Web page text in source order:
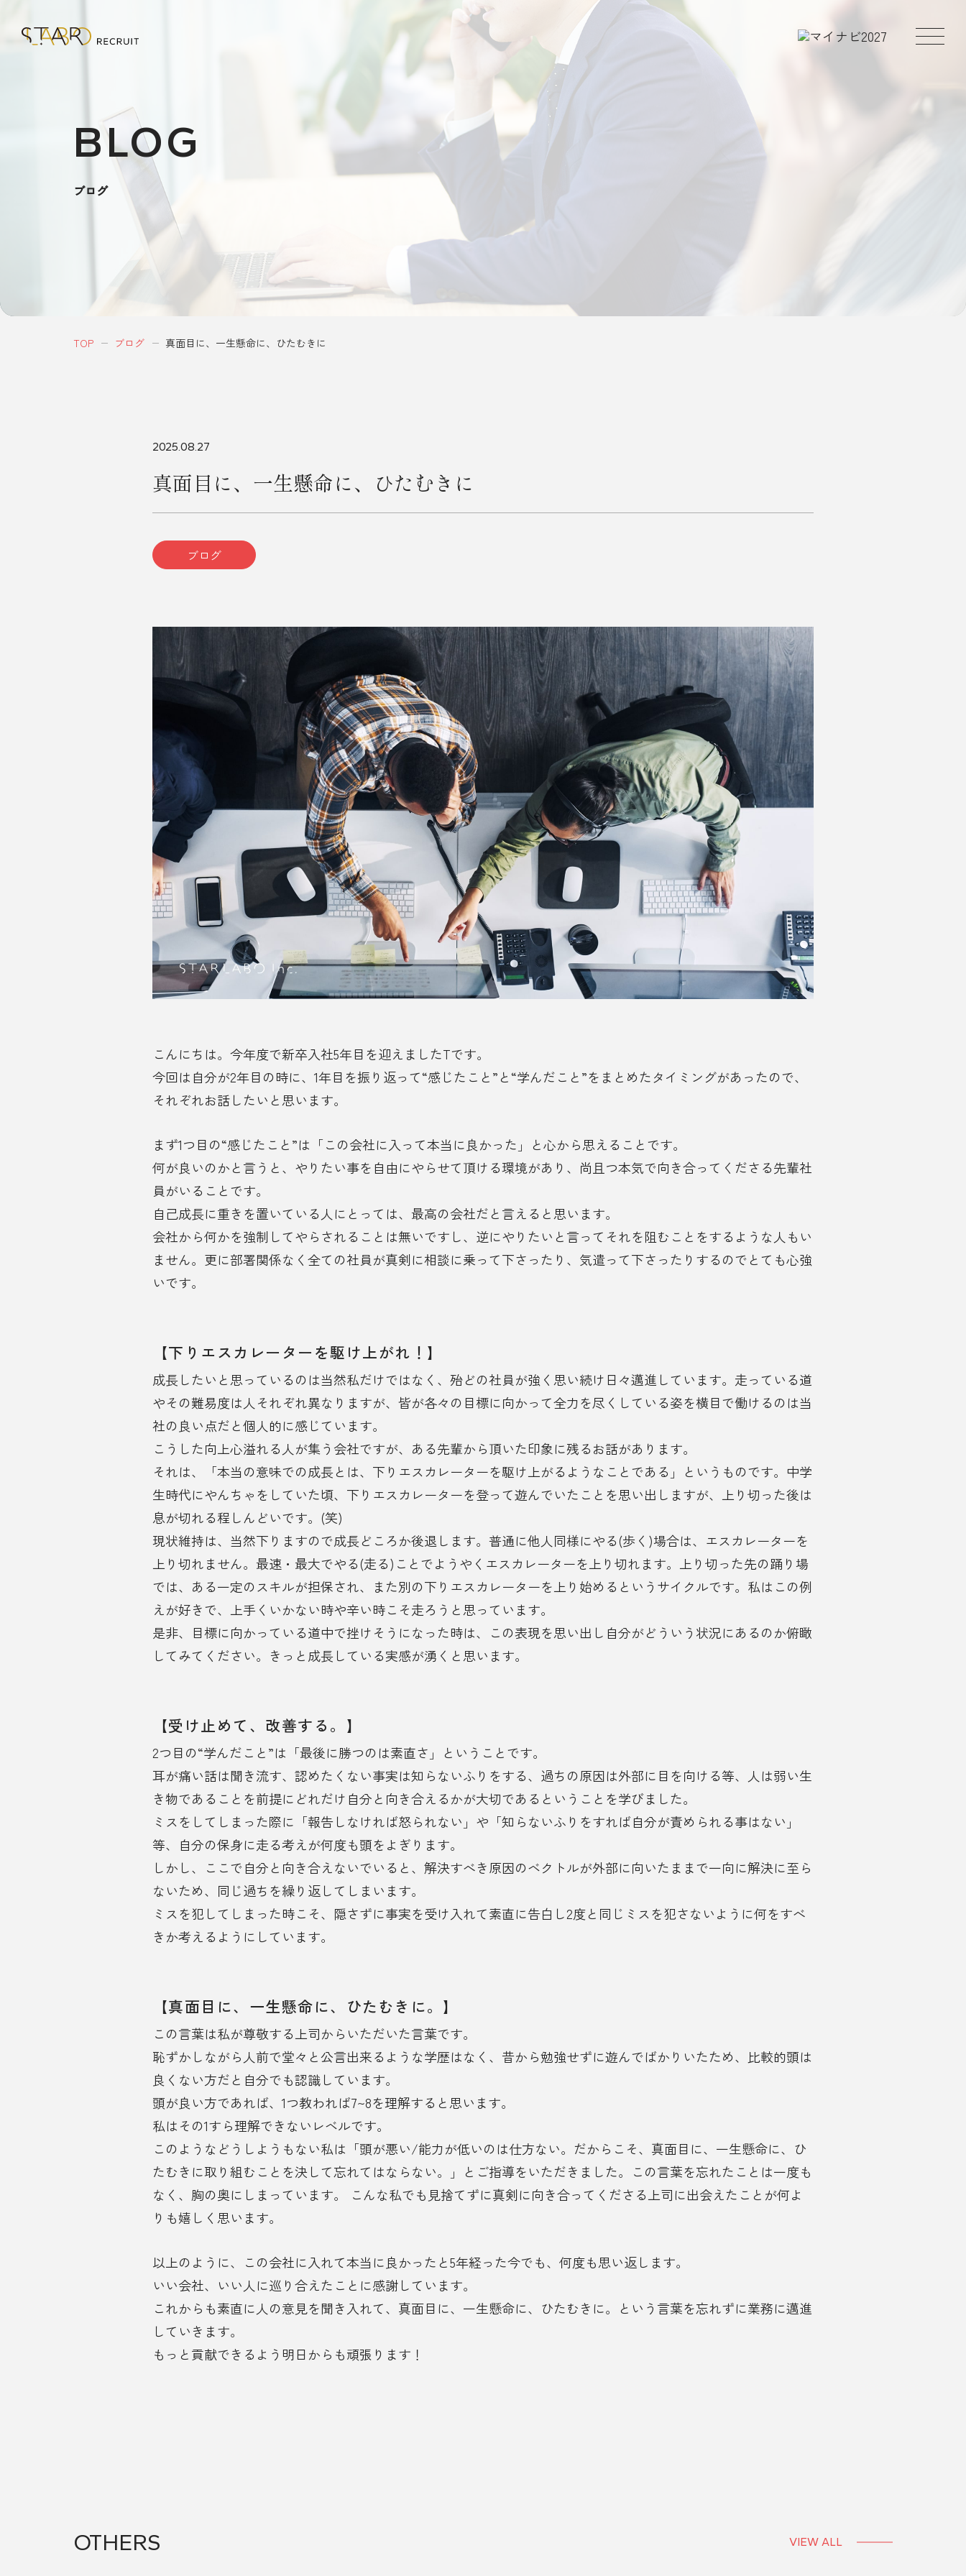
BLOG
ブログ
TOP ブログ 真面目に、一生懸命に、ひたむきに
2025.08.27
真面目に、一生懸命に、ひたむきに
ブログ
こんにちは。今年度で新卒入社5年目を迎えましたTです。
今回は自分が2年目の時に、1年目を振り返って“感じたこと”と“学んだこと”をまとめたタイミングがあったので、
それぞれお話したいと思います。
まず1つ目の“感じたこと”は「この会社に入って本当に良かった」と心から思えることです。
何が良いのかと言うと、やりたい事を自由にやらせて頂ける環境があり、尚且つ本気で向き合ってくださる先輩社
員がいることです。
自己成長に重きを置いている人にとっては、最高の会社だと言えると思います。
会社から何かを強制してやらされることは無いですし、逆にやりたいと言ってそれを阻むことをするような人もい
ません。更に部署関係なく全ての社員が真剣に相談に乗って下さったり、気遣って下さったりするのでとても心強
いです。
【下りエスカレーターを駆け上がれ！】
成長したいと思っているのは当然私だけではなく、殆どの社員が強く思い続け日々邁進しています。走っている道
やその難易度は人それぞれ異なりますが、皆が各々の目標に向かって全力を尽くしている姿を横目で働けるのは当
社の良い点だと個人的に感じています。
こうした向上心溢れる人が集う会社ですが、ある先輩から頂いた印象に残るお話があります。
それは、「本当の意味での成長とは、下りエスカレーターを駆け上がるようなことである」というものです。中学
生時代にやんちゃをしていた頃、下りエスカレーターを登って遊んでいたことを思い出しますが、上り切った後は
息が切れる程しんどいです。(笑)
現状維持は、当然下りますので成長どころか後退します。普通に他人同様にやる(歩く)場合は、エスカレーターを
上り切れません。最速・最大でやる(走る)ことでようやくエスカレーターを上り切れます。上り切った先の踊り場
では、ある一定のスキルが担保され、また別の下りエスカレーターを上り始めるというサイクルです。私はこの例
えが好きで、上手くいかない時や辛い時こそ走ろうと思っています。
是非、目標に向かっている道中で挫けそうになった時は、この表現を思い出し自分がどういう状況にあるのか俯瞰
してみてください。きっと成長している実感が湧くと思います。
【受け止めて、改善する。】
2つ目の“学んだこと”は「最後に勝つのは素直さ」ということです。
耳が痛い話は聞き流す、認めたくない事実は知らないふりをする、過ちの原因は外部に目を向ける等、人は弱い生
き物であることを前提にどれだけ自分と向き合えるかが大切であるということを学びました。
ミスをしてしまった際に「報告しなければ怒られない」や「知らないふりをすれば自分が責められる事はない」
等、自分の保身に走る考えが何度も頭をよぎります。
しかし、ここで自分と向き合えないでいると、解決すべき原因のベクトルが外部に向いたままで一向に解決に至ら
ないため、同じ過ちを繰り返してしまいます。
ミスを犯してしまった時こそ、隠さずに事実を受け入れて素直に告白し2度と同じミスを犯さないように何をすべ
きか考えるようにしています。
【真面目に、一生懸命に、ひたむきに。】
この言葉は私が尊敬する上司からいただいた言葉です。
恥ずかしながら人前で堂々と公言出来るような学歴はなく、昔から勉強せずに遊んでばかりいたため、比較的頭は
良くない方だと自分でも認識しています。
頭が良い方であれば、1つ教われば7~8を理解すると思います。
私はその1すら理解できないレベルです。
このようなどうしようもない私は「頭が悪い/能力が低いのは仕方ない。だからこそ、真面目に、一生懸命に、ひ
たむきに取り組むことを決して忘れてはならない。」とご指導をいただきました。この言葉を忘れたことは一度も
なく、胸の奥にしまっています。 こんな私でも見捨てずに真剣に向き合ってくださる上司に出会えたことが何よ
りも嬉しく思います。
以上のように、この会社に入れて本当に良かったと5年経った今でも、何度も思い返します。
いい会社、いい人に巡り合えたことに感謝しています。
これからも素直に人の意見を聞き入れて、真面目に、一生懸命に、ひたむきに。という言葉を忘れずに業務に邁進
していきます。
もっと貢献できるよう明日からも頑張ります！
OTHERS VIEW ALL